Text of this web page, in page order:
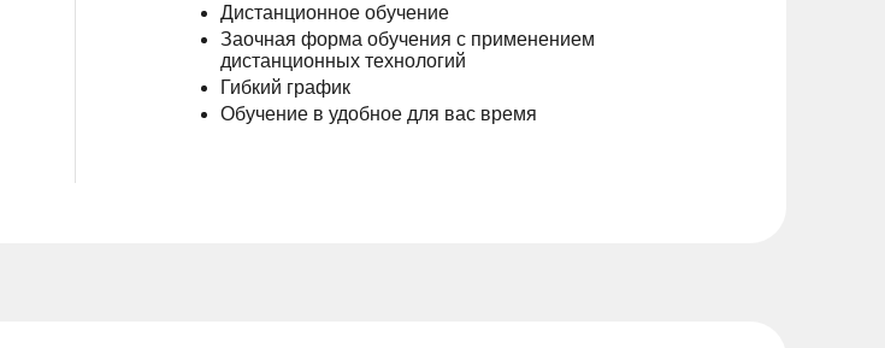
Дистанционное обучение
Заочная форма обучения с применением
дистанционных технологий
Гибкий график
Обучение в удобное для вас время